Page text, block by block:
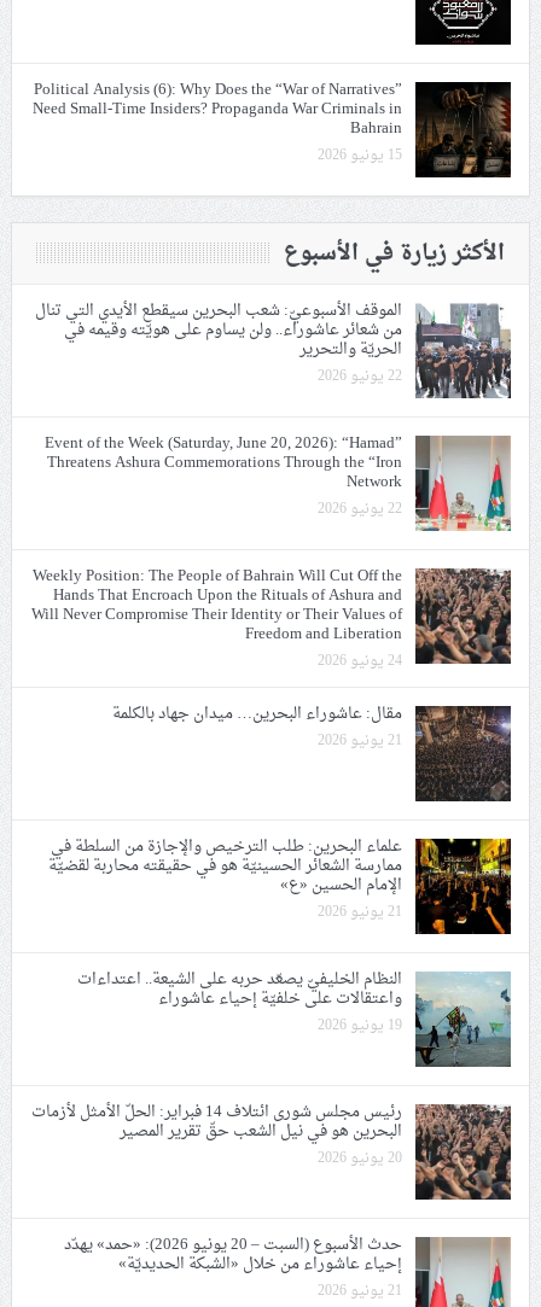
Political Analysis (6): Why Does the “War of Narratives”
Need Small-Time Insiders? Propaganda War Criminals in
Bahrain
15 يونيو 2026
الأكثر زيارة في الأسبوع
الموقف الأسبوعيّ: شعب البحرين سيقطع الأيدي التي تنال
من شعائر عاشوراء.. ولن يساوم على هويّته وقيمه في
الحريّة والتحرير
22 يونيو 2026
Event of the Week (Saturday, June 20, 2026): “Hamad”
Threatens Ashura Commemorations Through the “Iron
Network
22 يونيو 2026
Weekly Position: The People of Bahrain Will Cut Off the
Hands That Encroach Upon the Rituals of Ashura and
Will Never Compromise Their Identity or Their Values of
Freedom and Liberation
24 يونيو 2026
مقال: عاشوراء البحرين… ميدان جهاد بالكلمة
21 يونيو 2026
علماء البحرين: طلب الترخيص والإجازة من السلطة في
ممارسة الشعائر الحسينيّة هو في حقيقته محاربة لقضيّة
الإمام الحسين «ع»
21 يونيو 2026
النظام الخليفيّ يصعّد حربه على الشيعة.. اعتداءات
واعتقالات على خلفيّة إحياء عاشوراء
19 يونيو 2026
رئيس مجلس شورى ائتلاف 14 فبراير: الحلّ الأمثل لأزمات
البحرين هو في نيل الشعب حقّ تقرير المصير
20 يونيو 2026
حدث الأسبوع (السبت – 20 يونيو 2026): «حمد» يهدّد
إحياء عاشوراء من خلال «الشبكة الحديديّة»
21 يونيو 2026